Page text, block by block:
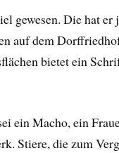
gewesen. Die hat er
auf dem
bietet ein
ein Macho, ein
Stiere, die zum